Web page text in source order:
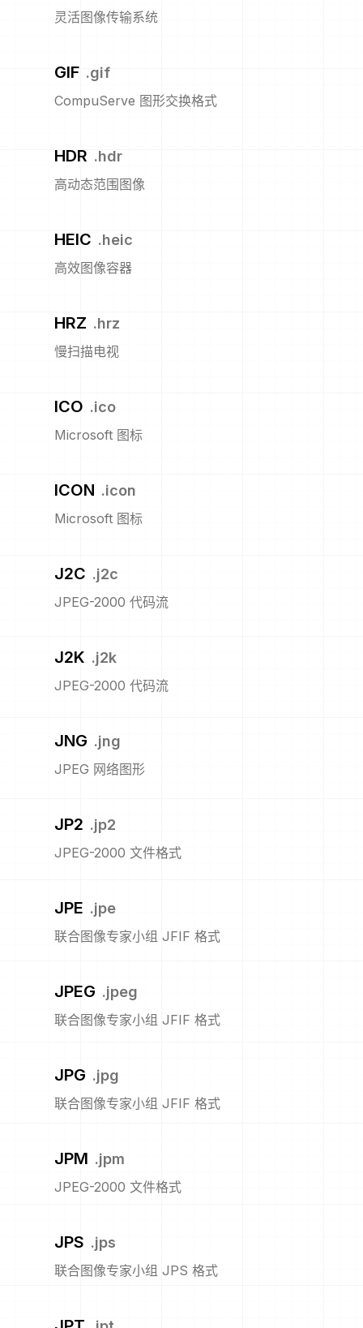
灵活图像传输系统
GIF .gif
CompuServe 图形交换格式
HDR .hdr
高动态范围图像
HEIC .heic
高效图像容器
HRZ .hrz
慢扫描电视
ICO .ico
Microsoft 图标
ICON .icon
Microsoft 图标
J2C .j2c
JPEG-2000 代码流
J2K .j2k
JPEG-2000 代码流
JNG .jng
JPEG 网络图形
JP2 .jp2
JPEG-2000 文件格式
JPE .jpe
联合图像专家小组 JFIF 格式
JPEG .jpeg
联合图像专家小组 JFIF 格式
JPG .jpg
联合图像专家小组 JFIF 格式
JPM .jpm
JPEG-2000 文件格式
JPS .jps
联合图像专家小组 JPS 格式